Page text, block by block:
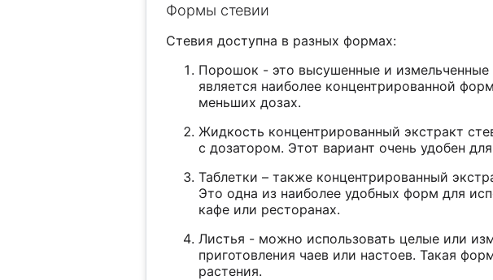
Формы стевии
Стевия доступна в разных формах:
Порошок - это высушенные и
является наиболее концентрированной
меньших дозах.
Жидкость концентрированный экстракт
с дозатором. Этот вариант очень удобен
Таблетки – также концентрированный
Это одна из наиболее удобных форм для
кафе или ресторанах.
Листья - можно использовать целые или
приготовления чаев или настоев. Такая
растения.